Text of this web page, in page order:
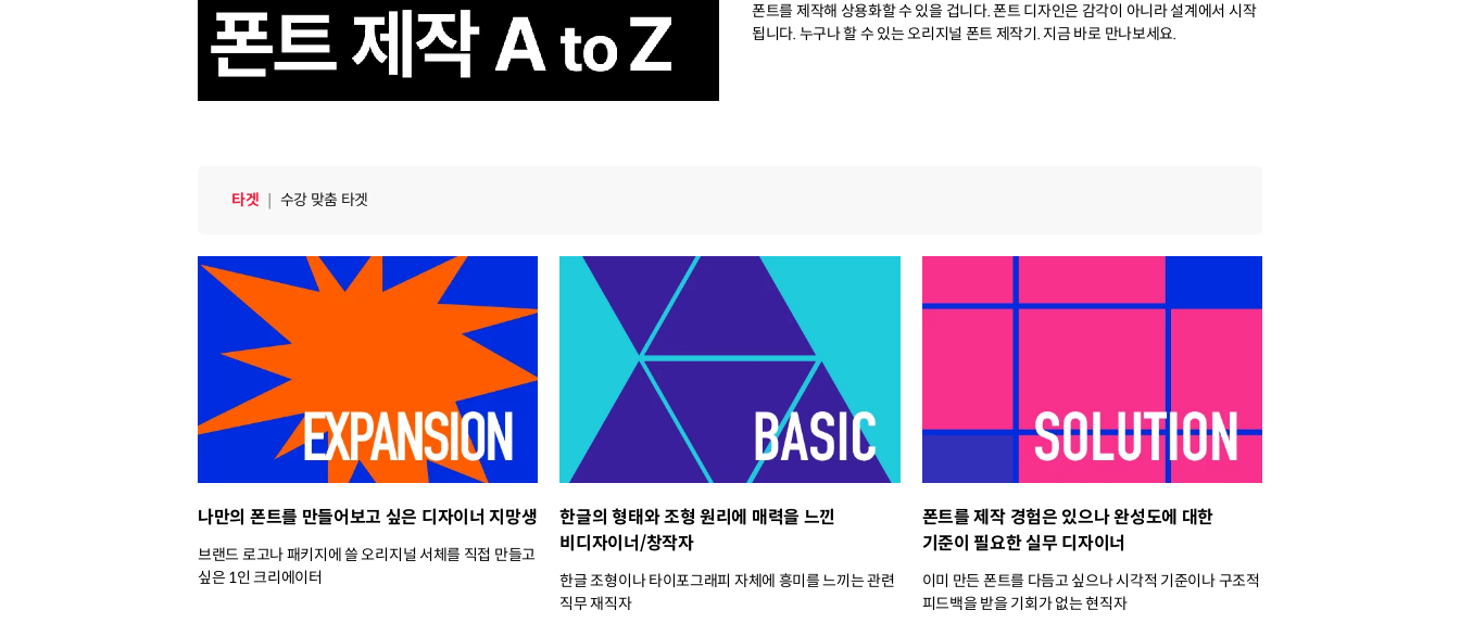
폰트를 제작해 상용화할 수 있을 겁니다. 폰트 디자인은 감각이 아니라 설계에서 시작
됩니다. 누구나 할 수 있는 오리지널 폰트 제작기. 지금 바로 만나보세요.
타겟 수강 맞춤 타겟
나만의 폰트를 만들어보고 싶은 디자이너 지망생
브랜드 로고나 패키지에 쓸 오리지널 서체를 직접 만들고
싶은 1인 크리에이터
한글의 형태와 조형 원리에 매력을 느낀
비디자이너/창작자
한글 조형이나 타이포그래피 자체에 흥미를 느끼는 관련
직무 재직자
폰트를 제작 경험은 있으나 완성도에 대한
기준이 필요한 실무 디자이너
이미 만든 폰트를 다듬고 싶으나 시각적 기준이나 구조적
피드백을 받을 기회가 없는 현직자